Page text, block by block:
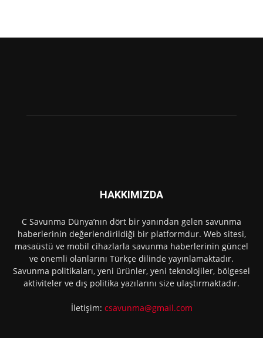
HAKKIMIZDA
C Savunma Dünya’nın dört bir yanından gelen savunma
haberlerinin değerlendirildiği bir platformdur. Web sitesi,
masaüstü ve mobil cihazlarla savunma haberlerinin güncel
ve önemli olanlarını Türkçe dilinde yayınlamaktadır.
Savunma politikaları, yeni ürünler, yeni teknolojiler, bölgesel
aktiviteler ve dış politika yazılarını size ulaştırmaktadır.
İletişim: csavunma@gmail.com